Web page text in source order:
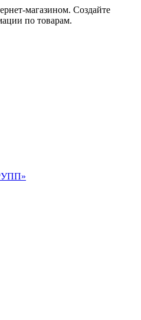
магазином. Создайте
по товарам.